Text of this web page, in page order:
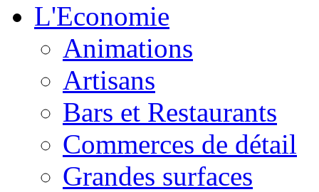
L'Economie
Animations
Artisans
Bars et Restaurants
Commerces de détail
Grandes surfaces